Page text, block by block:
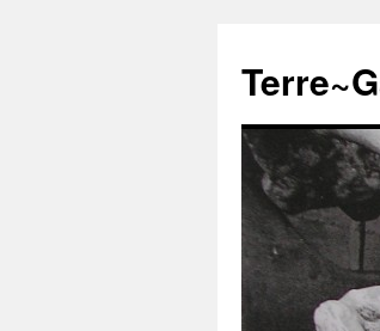
contenu